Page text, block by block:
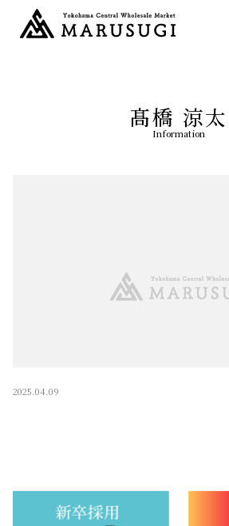
髙橋 涼太
Information
2025.04.09